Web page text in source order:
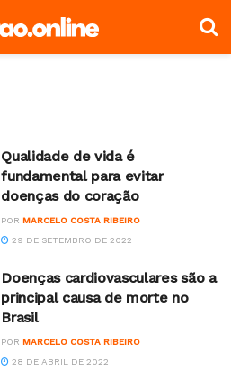
Qualidade de vida é
fundamental para evitar
doenças do coração
POR MARCELO COSTA RIBEIRO
29 DE SETEMBRO DE 2022
Doenças cardiovasculares são a
principal causa de morte no
Brasil
POR MARCELO COSTA RIBEIRO
28 DE ABRIL DE 2022